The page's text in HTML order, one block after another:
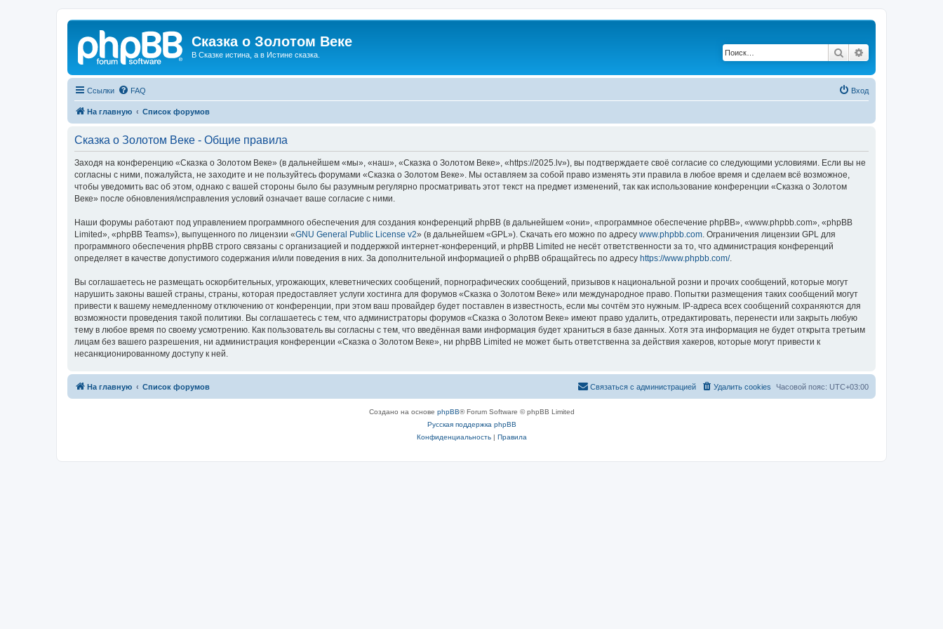
Сказка о Золотом Веке
В Сказке истина, а в Истине сказка. Поиск
Ссылки FAQ Вход
На главную Список форумов
Сказка о Золотом Веке - Общие правила
Заходя на конференцию «Сказка о Золотом Веке» (в дальнейшем «мы», «наш», «Сказка о Золотом Веке», «https://2025.lv»), вы подтверждаете своё согласие со следующими условиями. Если вы не
согласны с ними, пожалуйста, не заходите и не пользуйтесь форумами «Сказка о Золотом Веке». Мы оставляем за собой право изменять эти правила в любое время и сделаем всё возможное,
чтобы уведомить вас об этом, однако с вашей стороны было бы разумным регулярно просматривать этот текст на предмет изменений, так как использование конференции «Сказка о Золотом
Веке» после обновления/исправления условий означает ваше согласие с ними.
Наши форумы работают под управлением программного обеспечения для создания конференций phpBB (в дальнейшем «они», «программное обеспечение phpBB», «www.phpbb.com», «phpBB
Limited», «phpBB Teams»), выпущенного по лицензии «GNU General Public License v2» (в дальнейшем «GPL»). Скачать его можно по адресу www.phpbb.com . Ограничения лицензии GPL для
программного обеспечения phpBB строго связаны с организацией и поддержкой интернет-конференций, и phpBB Limited не несёт ответственности за то, что администрация конференций
определяет в качестве допустимого содержания и/или поведения в них. За дополнительной информацией о phpBB обращайтесь по адресу https://www.phpbb.com/.
Вы соглашаетесь не размещать оскорбительных, угрожающих, клеветнических сообщений, порнографических сообщений, призывов к национальной розни и прочих сообщений, которые могут
нарушить законы вашей страны, страны, которая предоставляет услуги хостинга для форумов «Сказка о Золотом Веке» или международное право. Попытки размещения таких сообщений могут
привести к вашему немедленному отключению от конференции, при этом ваш провайдер будет поставлен в известность, если мы сочтём это нужным. IP-адреса всех сообщений сохраняются для
возможности проведения такой политики. Вы соглашаетесь с тем, что администраторы форумов «Сказка о Золотом Веке» имеют право удалить, отредактировать, перенести или закрыть любую
тему в любое время по своему усмотрению. Как пользователь вы согласны с тем, что введённая вами информация будет храниться в базе данных. Хотя эта информация не будет открыта третьим
лицам без вашего разрешения, ни администрация конференции «Сказка о Золотом Веке», ни phpBB Limited не может быть ответственна за действия хакеров, которые могут привести к
несанкционированному доступу к ней.
На главную Список форумов Часовой пояс: UTC+03:00
Удалить cookies
Связаться с администрацией
Создано на основе phpBB® Forum Software © phpBB Limited
Русская поддержка phpBB
Конфиденциальность| Правила